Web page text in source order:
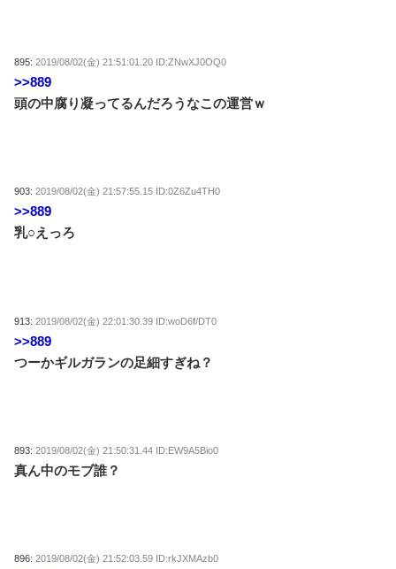
895:2019/08/02(金) 21:51:01.20 ID:ZNwXJ0OQ0
>>889
頭の中腐り凝ってるんだろうなこの運営ｗ
903:2019/08/02(金) 21:57:55.15 ID:0Z6Zu4TH0
>>889
乳○えっろ
913:2019/08/02(金) 22:01:30.39 ID:woD6f/DT0
>>889
つーかギルガランの足細すぎね？
893:2019/08/02(金) 21:50:31.44 ID:EW9A5Bio0
真ん中のモブ誰？
896:2019/08/02(金) 21:52:03.59 ID:rkJXMAzb0